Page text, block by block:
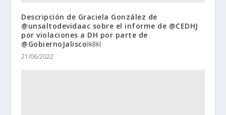
Descripción de Graciela González de
@unsaltodevidaac sobre el informe de @CEDHJ
por violaciones a DH por parte de
@GobiernoJalisco￼￼
21/06/2022